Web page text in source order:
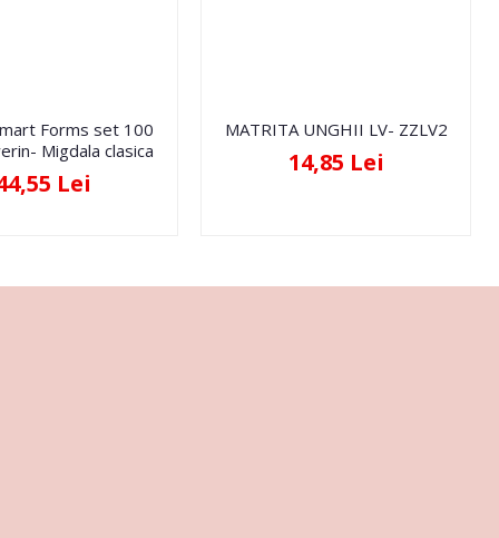
Forms set 100
Migdala clasica
Lei
MATRITA UNGHII LV- ZZLV2
14,85 Lei